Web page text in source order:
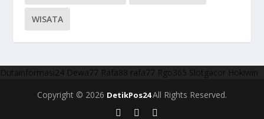
WISATA
Dutainformasi24 Dewa77 Rafa88 rafa77 Rgo365 Slotgacor Hokiwin
Copyright © 2026 DetikPos24All Rights Reserved.